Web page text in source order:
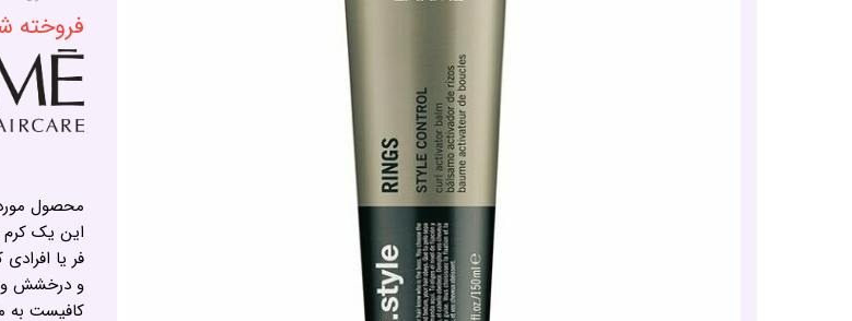
فروخته
محصول
این یک کرم
فر یا
و درخشش و
کافیست به